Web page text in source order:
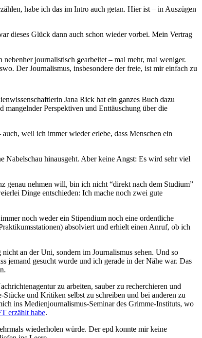
habe ich das im Intro auch getan. Hier ist – in Auszügen
dieses Glück dann auch schon wieder vorbei. Mein Vertrag
journalistisch gearbeitet – mal mehr, mal weniger.
Der Journalismus, insbesondere der freie, ist mir einfach zu
Jana Rick hat ein ganzes Buch dazu
Perspektiven und Enttäuschung über die
weil ich immer wieder erlebe, dass Menschen ein
Nabelschau hinausgeht. Aber keine Angst: Es wird sehr viel
genau nehmen will, bin ich nicht “direkt nach dem Studium”
Dinge entschieden: Ich mache noch zwei gute
noch weder ein Stipendium noch eine ordentliche
absolviert und erhielt einen Anruf, ob ich
an der Uni, sondern im Journalismus sehen. Und so
jemand gesucht wurde und ich gerade in der Nähe war. Das
zu arbeiten, sauber zu recherchieren und
und Kritiken selbst zu schreiben und bei anderen zu
ins Medienjournalismus-Seminar des Grimme-Instituts, wo
erzählt habe.
wiederholen würde. Der epd konnte mir keine